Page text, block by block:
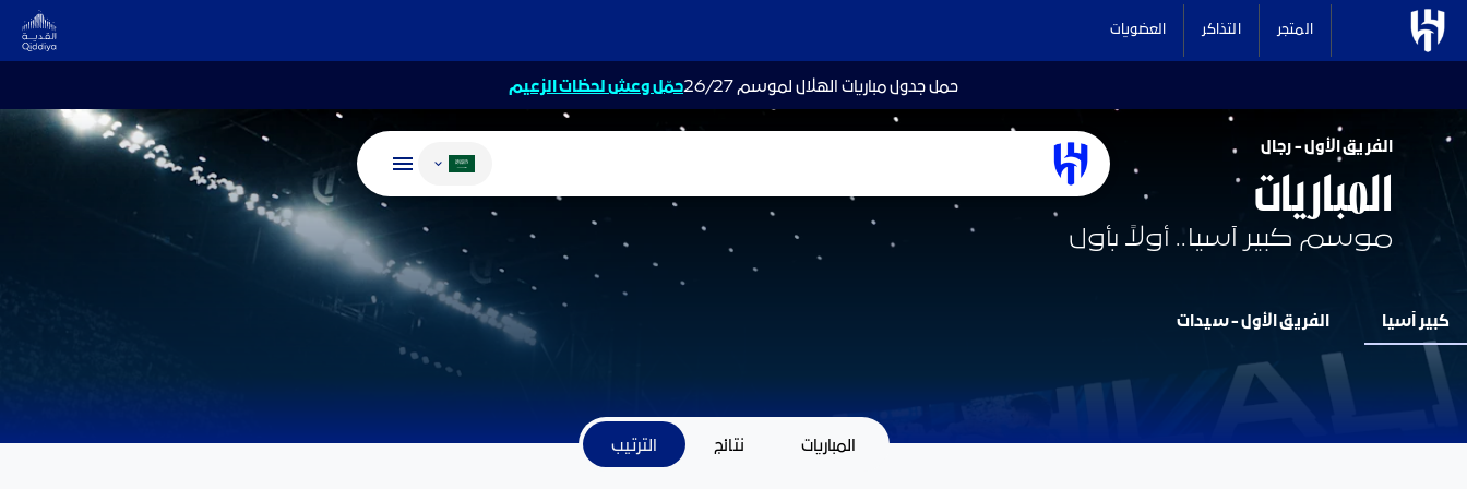
المتجر التذاكر العضويات
حمل جدول مباريات الهلال لموسم 26/27 حمّل وعش لحظات الزعيم
تغيير اللغة الفريق الأول - رجال
المباريات
موسم كبير آسيا.. أولاً بأول
كبير آسيا الفريق الأول - سيدات
المباريات نتائج الترتيب